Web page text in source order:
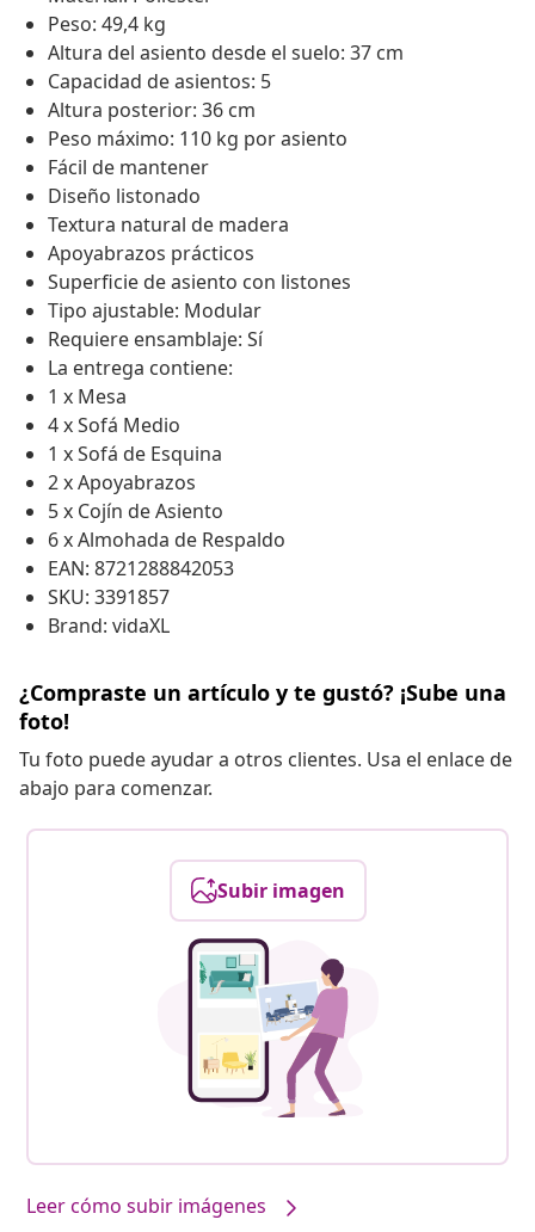
Peso: 49,4 kg
Altura del asiento desde el suelo: 37 cm
Capacidad de asientos: 5
Altura posterior: 36 cm
Peso máximo: 110 kg por asiento
Fácil de mantener
Diseño listonado
Textura natural de madera
Apoyabrazos prácticos
Superficie de asiento con listones
Tipo ajustable: Modular
Requiere ensamblaje: Sí
La entrega contiene:
1 x Mesa
4 x Sofá Medio
1 x Sofá de Esquina
2 x Apoyabrazos
5 x Cojín de Asiento
6 x Almohada de Respaldo
EAN: 8721288842053
SKU: 3391857
Brand: vidaXL
¿Compraste un artículo y te gustó? ¡Sube una
foto!
Tu foto puede ayudar a otros clientes. Usa el enlace de
abajo para comenzar.
Subir imagen
Leer cómo subir imágenes